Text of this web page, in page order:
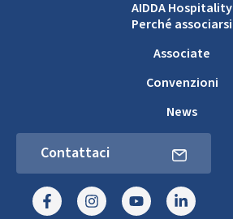
AIDDA Hospitality
Perché associarsi
Associate
Convenzioni
News
Contattaci